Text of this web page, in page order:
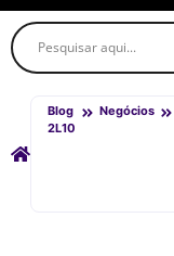
Blog
2L10
Negócios